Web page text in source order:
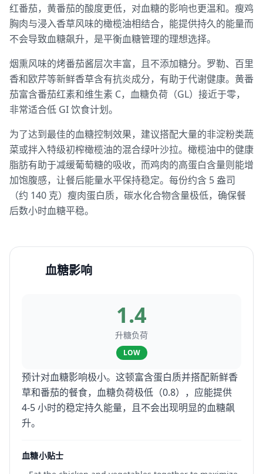
红番茄，黄番茄的酸度更低，对血糖的影响也更温和。瘦鸡
胸肉与浸入香草风味的橄榄油相结合，能提供持久的能量而
不会导致血糖飙升，是平衡血糖管理的理想选择。
烟熏风味的烤番茄酱层次丰富，且不添加糖分。罗勒、百里
香和欧芹等新鲜香草含有抗炎成分，有助于代谢健康。黄番
茄富含番茄红素和维生素 C，血糖负荷（GL）接近于零，
非常适合低 GI 饮食计划。
为了达到最佳的血糖控制效果，建议搭配大量的非淀粉类蔬
菜或拌入特级初榨橄榄油的混合绿叶沙拉。橄榄油中的健康
脂肪有助于减缓葡萄糖的吸收，而鸡肉的高蛋白含量则能增
加饱腹感，让餐后能量水平保持稳定。每份约含 5 盎司
（约 140 克）瘦肉蛋白质，碳水化合物含量极低，确保餐
后数小时血糖平稳。
血糖影响
1.4
升糖负荷
LOW
预计对血糖影响极小。这顿富含蛋白质并搭配新鲜香
草和番茄的餐食，血糖负荷极低（0.8），应能提供
4-5 小时的稳定持久能量，且不会出现明显的血糖飙
升。
血糖小贴士